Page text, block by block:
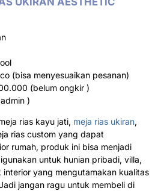
(bisa menyesuaikan pesanan)
(belum ongkir )
)
rias kayu jati, meja rias ukiran,
rias custom yang dapat
rumah, produk ini bisa menjadi
untuk hunian pribadi, villa,
yang mengutamakan kualitas
jangan ragu untuk membeli di